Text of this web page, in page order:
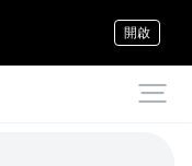
開啟